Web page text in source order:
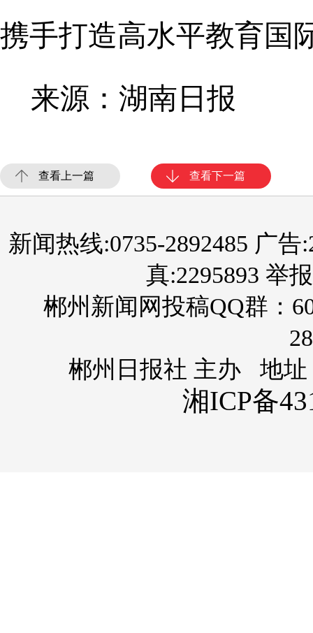
携手打造高水平教育国
来源：湖南日报
查看上一篇 查看下一篇
新闻热线:0735-2892485 广告
真:2295893 举
郴州新闻网投稿QQ群：
郴州日报社 主办 地址
湘ICP备